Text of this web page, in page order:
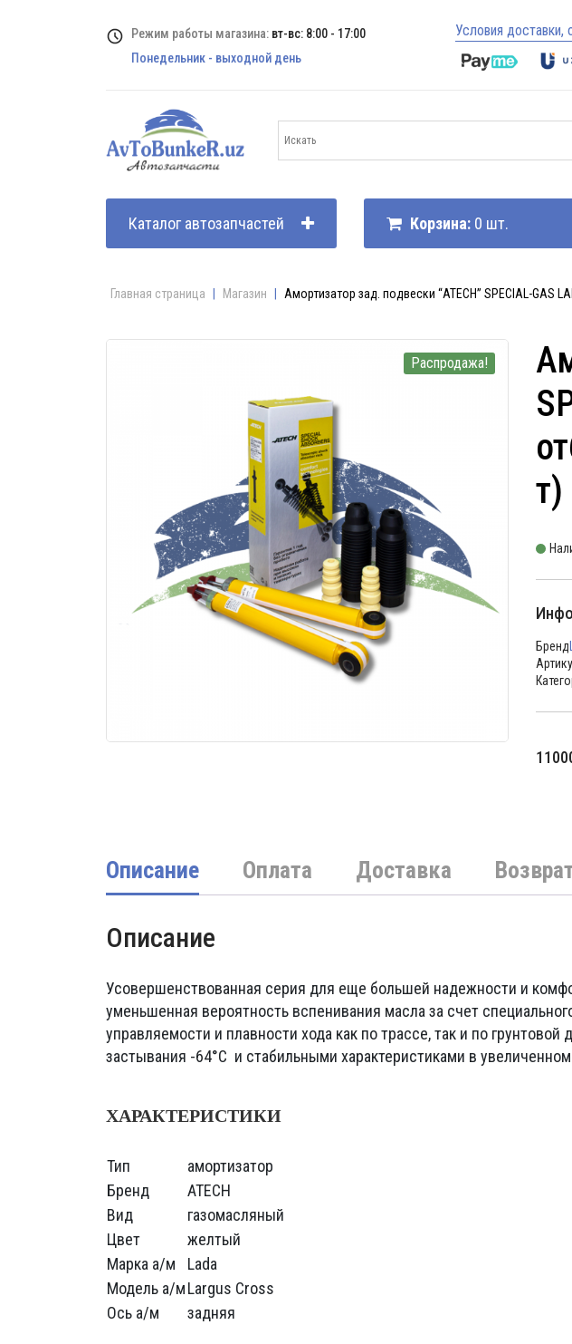
Режим работы магазина: вт-вс: 8:00 - 17:00
Понедельник - выходной день
Условия доставки,
Каталог автозапчастей Корзина: 0 шт.
Главная страница Магазин Амортизатор зад. подвески “ATECH” SPECIAL-GAS
Распродажа!
т)
Бренд
Описание Оплата Доставка
Описание
Усовершенствованная серия для еще большей надежности и
уменьшенная вероятность вспенивания масла за счет
управляемости и плавности хода как по трассе, так и по
застывания -64°C и стабильными характеристиками в
ХАРАКТЕРИСТИКИ
Тип
амортизатор
Бренд
ATECH
Вид
газомасляный
Цвет
желтый
Марка а/м
Lada
Модель а/мLargus Cross
Ось а/м
задняя